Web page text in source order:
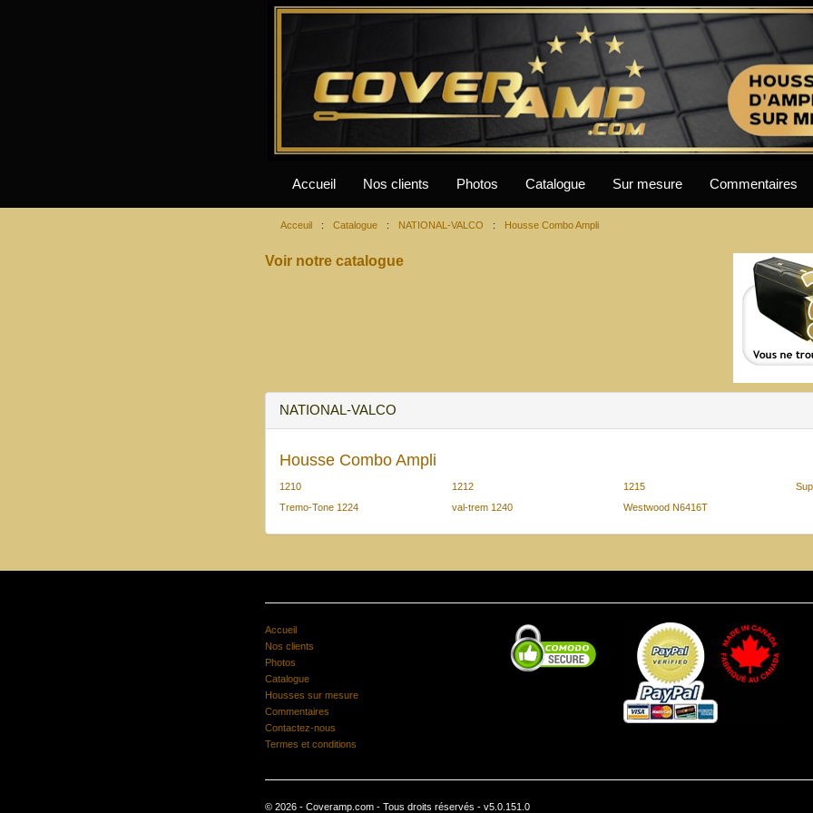
Accueil Nos clients Photos Catalogue Sur mesure Commentaires
Acceuil : Catalogue : NATIONAL-VALCO : Housse Combo Ampli
Voir notre catalogue
NATIONAL-VALCO
Housse Combo Ampli
1210 1212 1215
Tremo-Tone 1224
val-trem 1240 Westwood N6416T
Accueil
Nos clients
Photos
Catalogue
Housses sur mesure
Commentaires
Contactez-nous
Termes et conditions
© 2026 - Coveramp.com - Tous droits réservés - v5.0.151.0